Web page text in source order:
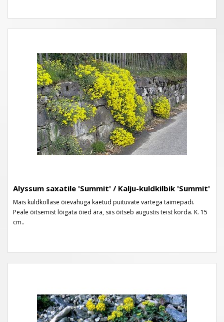
Alyssum saxatile 'Summit' / Kalju-kuldkilbik 'Summit'
Mais kuldkollase õievahuga kaetud puituvate vartega taimepadi.
Peale õitsemist lõigata õied ära, siis õitseb augustis teist korda. K. 15
cm..